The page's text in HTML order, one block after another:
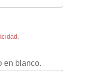
en blanco.